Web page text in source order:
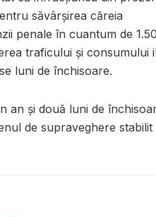
săvârşirea căreia
penale în cuantum de
traficului şi consumului
luni de închisoare.
an și două luni de
de supraveghere stabilit